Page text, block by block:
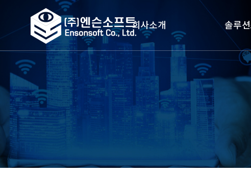
회사소개
CEO 인사말
회사 연혁
조직도
찾아오시는 길
솔루
도로방범
주차관
지능형 영상
스마트교